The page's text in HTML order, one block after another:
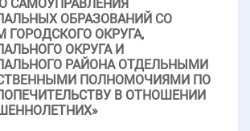
САМОУПРАВЛЕНИЯ
ОБРАЗОВАНИЙ СО
ГОРОДСКОГО ОКРУГА,
ОКРУГА И
РАЙОНА ОТДЕЛЬНЫМИ
ПОЛНОМОЧИЯМИ ПО
В ОТНОШЕНИИ